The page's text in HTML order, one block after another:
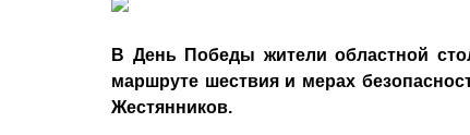
В День Победы жители областной
маршруте шествия и мерах
Жестянников.